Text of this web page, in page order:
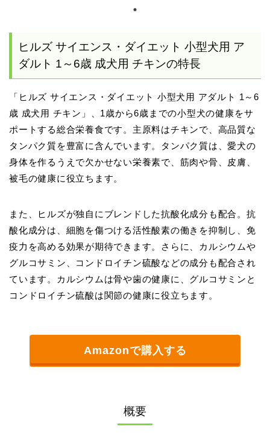
ヒルズ サイエンス・ダイエット 小型犬用 ア
ダルト 1～6歳 成犬用 チキンの特長
「ヒルズ サイエンス・ダイエット 小型犬用 アダルト 1～6
歳 成犬用 チキン」、1歳から6歳までの小型犬の健康をサ
ポートする総合栄養食です。主原料はチキンで、高品質な
タンパク質を豊富に含んでいます。タンパク質は、愛犬の
身体を作るうえで欠かせない栄養素で、筋肉や骨、皮膚、
被毛の健康に役立ちます。
また、ヒルズが独自にブレンドした抗酸化成分も配合。抗
酸化成分は、細胞を傷つける活性酸素の働きを抑制し、免
疫力を高める効果が期待できます。さらに、カルシウムや
グルコサミン、コンドロイチン硫酸などの成分も配合され
ています。カルシウムは骨や歯の健康に、グルコサミンと
コンドロイチン硫酸は関節の健康に役立ちます。
Amazonで購入する
概要